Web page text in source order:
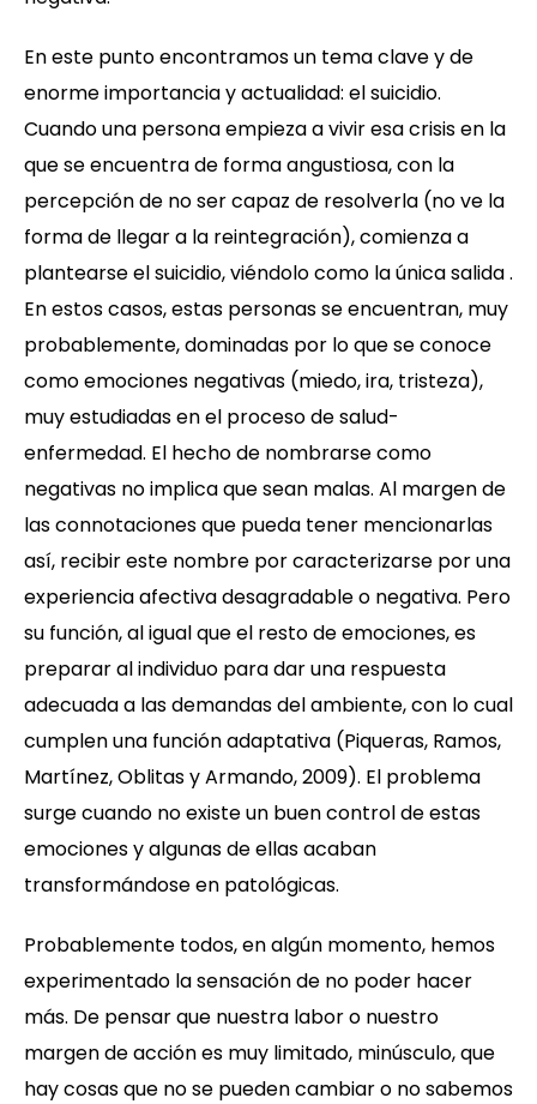
En este punto encontramos un tema clave y de
enorme importancia y actualidad: el suicidio.
Cuando una persona empieza a vivir esa crisis en la
que se encuentra de forma angustiosa, con la
percepción de no ser capaz de resolverla (no ve la
forma de llegar a la reintegración), comienza a
plantearse el suicidio, viéndolo como la única salida .
En estos casos, estas personas se encuentran, muy
probablemente, dominadas por lo que se conoce
como emociones negativas (miedo, ira, tristeza),
muy estudiadas en el proceso de salud-
enfermedad. El hecho de nombrarse como
negativas no implica que sean malas. Al margen de
las connotaciones que pueda tener mencionarlas
así, recibir este nombre por caracterizarse por una
experiencia afectiva desagradable o negativa. Pero
su función, al igual que el resto de emociones, es
preparar al individuo para dar una respuesta
adecuada a las demandas del ambiente, con lo cual
cumplen una función adaptativa (Piqueras, Ramos,
Martínez, Oblitas y Armando, 2009). El problema
surge cuando no existe un buen control de estas
emociones y algunas de ellas acaban
transformándose en patológicas.
Probablemente todos, en algún momento, hemos
experimentado la sensación de no poder hacer
más. De pensar que nuestra labor o nuestro
margen de acción es muy limitado, minúsculo, que
hay cosas que no se pueden cambiar o no sabemos